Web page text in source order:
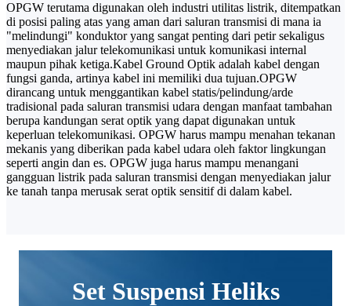
OPGW terutama digunakan oleh industri utilitas listrik, ditempatkan
di posisi paling atas yang aman dari saluran transmisi di mana ia
"melindungi" konduktor yang sangat penting dari petir sekaligus
menyediakan jalur telekomunikasi untuk komunikasi internal
maupun pihak ketiga.Kabel Ground Optik adalah kabel dengan
fungsi ganda, artinya kabel ini memiliki dua tujuan.OPGW
dirancang untuk menggantikan kabel statis/pelindung/arde
tradisional pada saluran transmisi udara dengan manfaat tambahan
berupa kandungan serat optik yang dapat digunakan untuk
keperluan telekomunikasi. OPGW harus mampu menahan tekanan
mekanis yang diberikan pada kabel udara oleh faktor lingkungan
seperti angin dan es. OPGW juga harus mampu menangani
gangguan listrik pada saluran transmisi dengan menyediakan jalur
ke tanah tanpa merusak serat optik sensitif di dalam kabel.
Set Suspensi Heliks